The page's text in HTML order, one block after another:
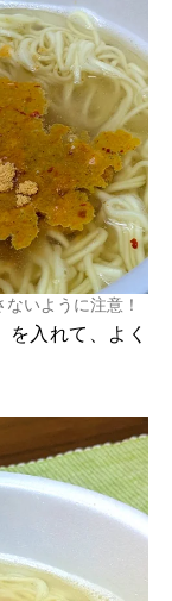
いように注意！
入れて、よく